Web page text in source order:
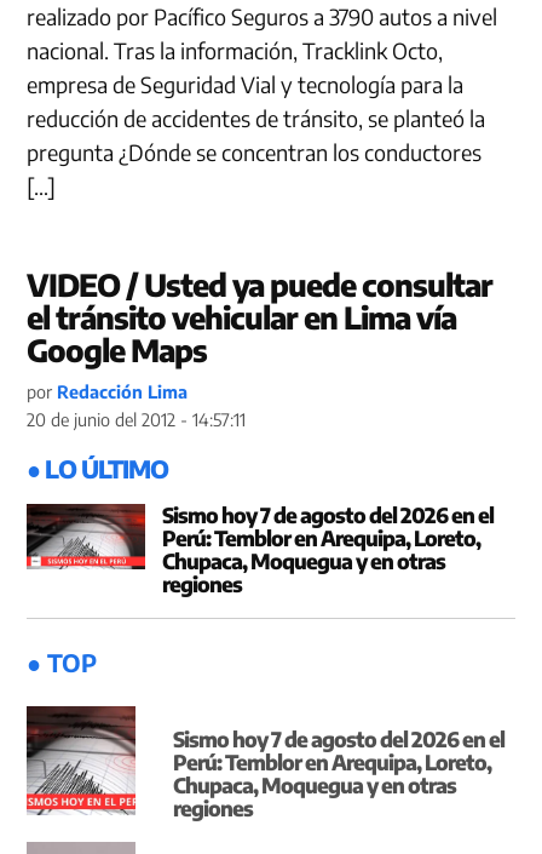
realizado por Pacífico Seguros a 3790 autos a nivel
nacional. Tras la información, Tracklink Octo,
empresa de Seguridad Vial y tecnología para la
reducción de accidentes de tránsito, se planteó la
pregunta ¿Dónde se concentran los conductores
[…]
VIDEO / Usted ya puede consultar
el tránsito vehicular en Lima vía
Google Maps
por Redacción Lima
20 de junio del 2012 - 14:57:11
● LO ÚLTIMO
Sismo hoy 7 de agosto del 2026 en el
Perú: Temblor en Arequipa, Loreto,
Chupaca, Moquegua y en otras
regiones
● TOP
Sismo hoy 7 de agosto del 2026 en el
Perú: Temblor en Arequipa, Loreto,
Chupaca, Moquegua y en otras
regiones